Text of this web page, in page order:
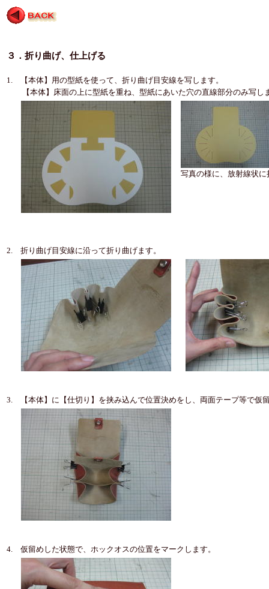
３．折り曲げ、仕上げる
1. 【本体】用の型紙を使って、折り曲げ目安線を写します。
【本体】床面の上に型紙を重ね、型紙にあいた穴の直線部分のみ写し
写真の様に、放射線状
2. 折り曲げ目安線に沿って折り曲げます。
3. 【本体】に【仕切り】を挟み込んで位置決めをし、両面テープ等で仮
4. 仮留めした状態で、ホックオスの位置をマークします。